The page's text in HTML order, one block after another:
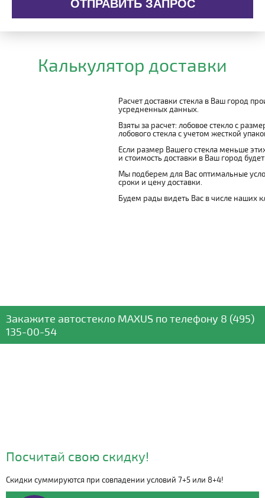
ОТПРАВИТЬ ЗАПРОС
Калькулятор доставки
Расчет доставки стекла в Ваш город
усредненных данных.
Взяты за расчет: лобовое стекло с
лобового стекла с учетом жесткой
Если размер Вашего стекла меньше
и стоимость доставки в Ваш город
Мы подберем для Вас оптимальные
сроки и цену доставки.
Будем рады видеть Вас в числе наших
Закажите автостекло MAXUS по телефону 8 (495)
135-00-54
Видео о компании
Посчитай свою скидку!
Скидки суммируются при совпадении условий 7+5 или 8+4!